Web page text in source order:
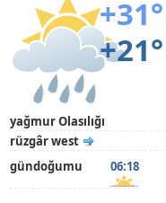
+31°
+21°
yağmur Olasılığı
rüzgâr west
gündoğumu
06:18